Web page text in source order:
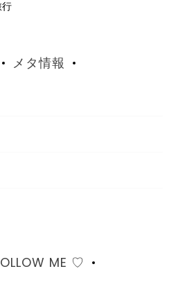
行
メタ情報
ME ♡